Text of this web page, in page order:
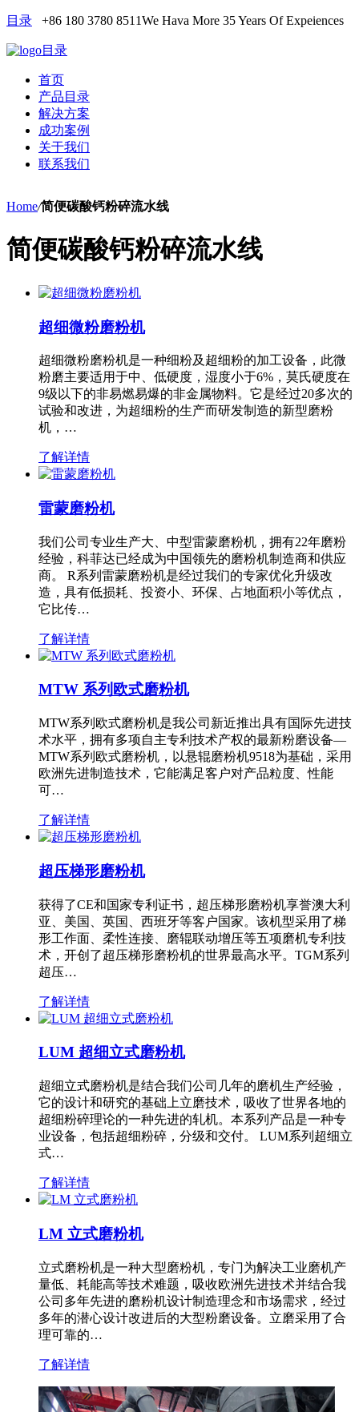
目录 +86 180 3780 8511We Hava More 35 Years Of Expeiences
目录
首页
产品目录
解决方案
成功案例
关于我们
联系我们
Home/简便碳酸钙粉碎流水线
简便碳酸钙粉碎流水线
超细微粉磨粉机
超细微粉磨粉机是一种细粉及超细粉的加工设备，此微
粉磨主要适用于中、低硬度，湿度小于6%，莫氏硬度在
9级以下的非易燃易爆的非金属物料。它是经过20多次的
试验和改进，为超细粉的生产而研发制造的新型磨粉
机，…
了解详情
雷蒙磨粉机
我们公司专业生产大、中型雷蒙磨粉机，拥有22年磨粉
经验，科菲达已经成为中国领先的磨粉机制造商和供应
商。 R系列雷蒙磨粉机是经过我们的专家优化升级改
造，具有低损耗、投资小、环保、占地面积小等优点，
它比传…
了解详情
MTW 系列欧式磨粉机
MTW系列欧式磨粉机是我公司新近推出具有国际先进技
术水平，拥有多项自主专利技术产权的最新粉磨设备—
MTW系列欧式磨粉机，以悬辊磨粉机9518为基础，采用
欧洲先进制造技术，它能满足客户对产品粒度、性能
可…
了解详情
超压梯形磨粉机
获得了CE和国家专利证书，超压梯形磨粉机享誉澳大利
亚、美国、英国、西班牙等客户国家。该机型采用了梯
形工作面、柔性连接、磨辊联动增压等五项磨机专利技
术，开创了超压梯形磨粉机的世界最高水平。TGM系列
超压…
了解详情
LUM 超细立式磨粉机
超细立式磨粉机是结合我们公司几年的磨机生产经验，
它的设计和研究的基础上立磨技术，吸收了世界各地的
超细粉碎理论的一种先进的轧机。本系列产品是一种专
业设备，包括超细粉碎，分级和交付。 LUM系列超细立
式…
了解详情
LM 立式磨粉机
立式磨粉机是一种大型磨粉机，专门为解决工业磨机产
量低、耗能高等技术难题，吸收欧洲先进技术并结合我
公司多年先进的磨粉机设计制造理念和市场需求，经过
多年的潜心设计改进后的大型粉磨设备。立磨采用了合
理可靠的…
了解详情